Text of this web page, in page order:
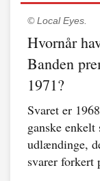
© Local Eyes.
Hvornår
Banden
1971?
Svaret er
ganske
udlændinge,
svarer forkert